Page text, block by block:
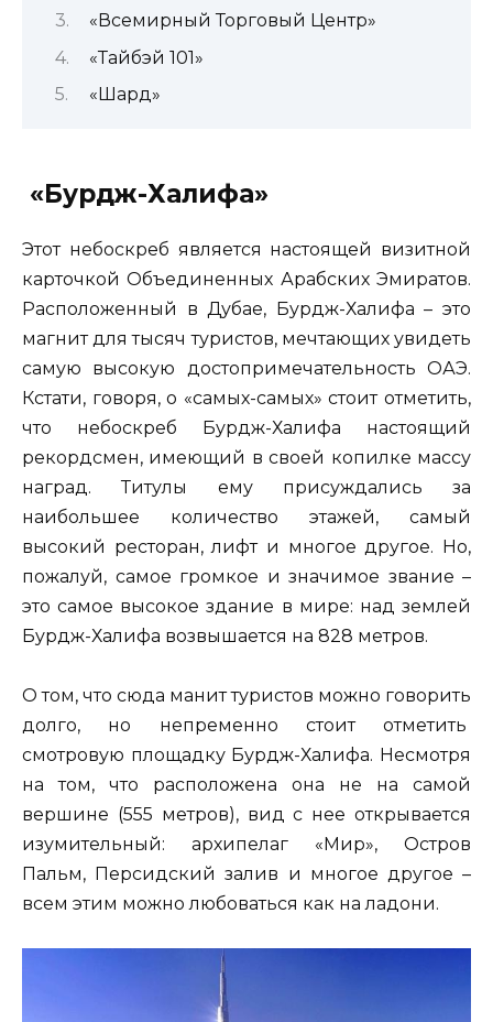
«Всемирный Торговый Центр»
«Тайбэй 101»
«Шард»
«Бурдж-Халифа»
Этот небоскреб является настоящей визитной
карточкой Объединенных Арабских Эмиратов.
Расположенный в Дубае, Бурдж-Халифа – это
магнит для тысяч туристов, мечтающих увидеть
самую высокую достопримечательность ОАЭ.
Кстати, говоря, о «самых-самых» стоит отметить,
что небоскреб Бурдж-Халифа настоящий
рекордсмен, имеющий в своей копилке массу
наград. Титулы ему присуждались за
наибольшее количество этажей, самый
высокий ресторан, лифт и многое другое. Но,
пожалуй, самое громкое и значимое звание –
это самое высокое здание в мире: над землей
Бурдж-Халифа возвышается на 828 метров.
О том, что сюда манит туристов можно говорить
долго, но непременно стоит отметить
смотровую площадку Бурдж-Халифа. Несмотря
на том, что расположена она не на самой
вершине (555 метров), вид с нее открывается
изумительный: архипелаг «Мир», Остров
Пальм, Персидский залив и многое другое –
всем этим можно любоваться как на ладони.